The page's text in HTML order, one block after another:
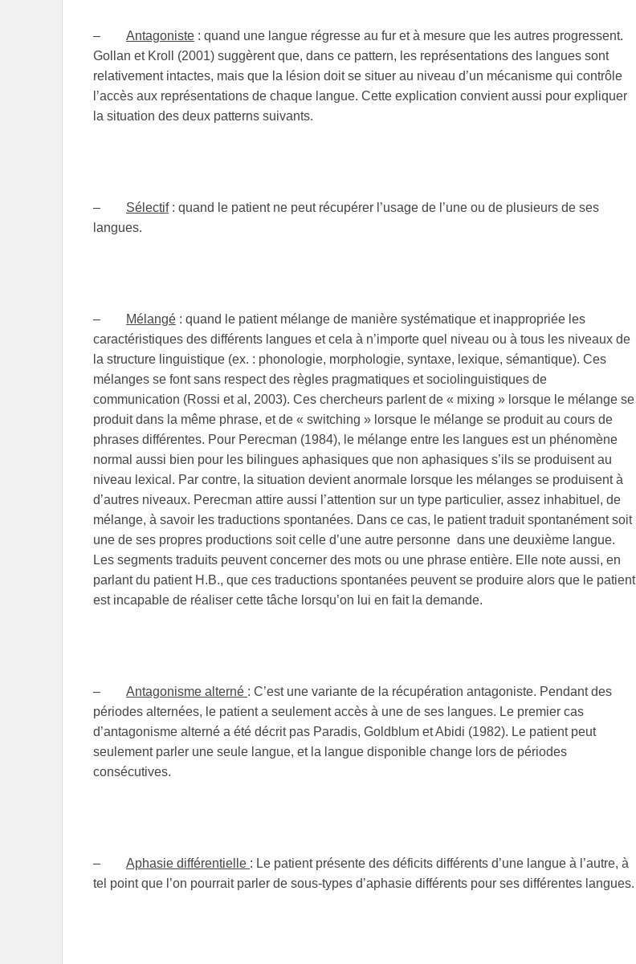
– Antagoniste : quand une langue régresse au fur et à mesure que les autres progressent.
Gollan et Kroll (2001) suggèrent que, dans ce pattern, les représentations des langues sont
relativement intactes, mais que la lésion doit se situer au niveau d’un mécanisme qui contrôle
l’accès aux représentations de chaque langue. Cette explication convient aussi pour expliquer
la situation des deux patterns suivants.
– Sélectif: quand le patient ne peut récupérer l’usage de l’une ou de plusieurs de ses
langues.
– Mélangé : quand le patient mélange de manière systématique et inappropriée les
caractéristiques des différents langues et cela à n’importe quel niveau ou à tous les niveaux de
la structure linguistique (ex. : phonologie, morphologie, syntaxe, lexique, sémantique). Ces
mélanges se font sans respect des règles pragmatiques et sociolinguistiques de
communication (Rossi et al, 2003). Ces chercheurs parlent de « mixing » lorsque le mélange se
produit dans la même phrase, et de « switching » lorsque le mélange se produit au cours de
phrases différentes. Pour Perecman (1984), le mélange entre les langues est un phénomène
normal aussi bien pour les bilingues aphasiques que non aphasiques s’ils se produisent au
niveau lexical. Par contre, la situation devient anormale lorsque les mélanges se produisent à
d’autres niveaux. Perecman attire aussi l’attention sur un type particulier, assez inhabituel, de
mélange, à savoir les traductions spontanées. Dans ce cas, le patient traduit spontanément soit
une de ses propres productions soit celle d’une autre personne dans une deuxième langue.
Les segments traduits peuvent concerner des mots ou une phrase entière. Elle note aussi, en
parlant du patient H.B., que ces traductions spontanées peuvent se produire alors que le patient
est incapable de réaliser cette tâche lorsqu’on lui en fait la demande.
– Antagonisme alterné : C’est une variante de la récupération antagoniste. Pendant des
périodes alternées, le patient a seulement accès à une de ses langues. Le premier cas
d’antagonisme alterné a été décrit pas Paradis, Goldblum et Abidi (1982). Le patient peut
seulement parler une seule langue, et la langue disponible change lors de périodes
consécutives.
– Aphasie différentielle : Le patient présente des déficits différents d’une langue à l’autre, à
tel point que l’on pourrait parler de sous-types d’aphasie différents pour ses différentes langues.